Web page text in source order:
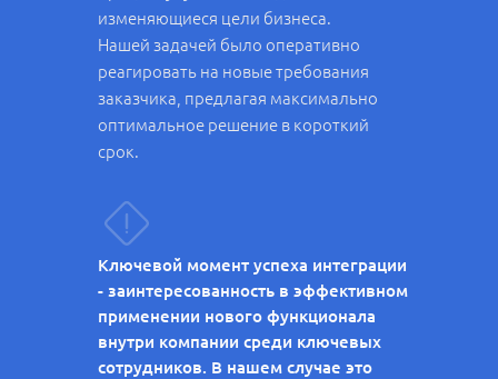
Ключевой момент успеха интеграции
- заинтересованность в эффективном
применении нового функционала
внутри компании среди ключевых
сотрудников. В нашем случае это
изменяющиеся цели бизнеса.
Нашей задачей было оперативно
реагировать на новые требования
заказчика, предлагая максимально
оптимальное решение в короткий
срок.